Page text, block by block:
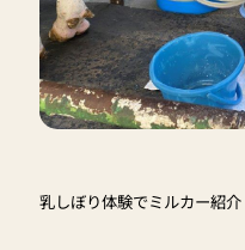
乳しぼり体験でミルカー紹介